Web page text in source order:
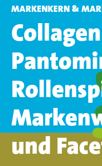
MARKENKERN &
und